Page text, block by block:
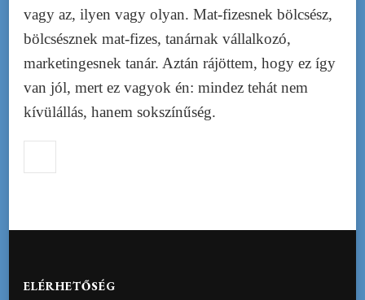
vagy az, ilyen vagy olyan. Mat-fizesnek bölcsész,
bölcsésznek mat-fizes, tanárnak vállalkozó,
marketingesnek tanár. Aztán rájöttem, hogy ez így
van jól, mert ez vagyok én: mindez tehát nem
kívülállás, hanem sokszínűség.
ELÉRHETŐSÉG